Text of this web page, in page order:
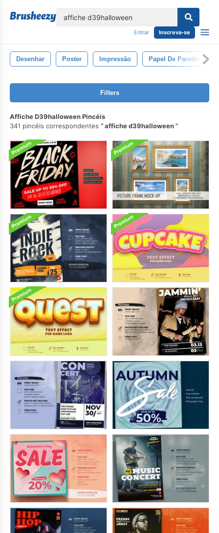
Entrar Inscreva-se
Desenhar Poster Impressão Papel De Parede
Filters
Affiche D39halloween Pincéis
341 pincéis correspondentes
affiche d39halloween